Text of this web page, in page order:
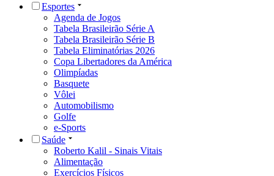
Esportes
Agenda de Jogos
Tabela Brasileirão Série A
Tabela Brasileirão Série B
Tabela Eliminatórias 2026
Copa Libertadores da América
Olimpíadas
Basquete
Vôlei
Automobilismo
Golfe
e-Sports
Saúde
Roberto Kalil - Sinais Vitais
Alimentação
Exercícios Físicos